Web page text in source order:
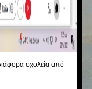
σχολεία από